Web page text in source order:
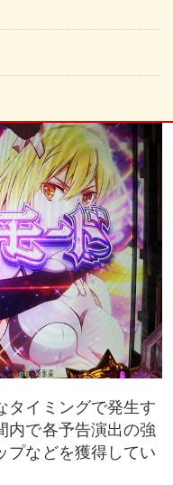
タイミングで発生す
内で各予告演出の強
プなどを獲得してい